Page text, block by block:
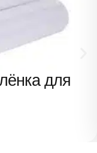
для